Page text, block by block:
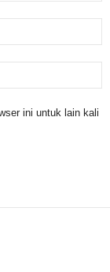
ini untuk lain kali